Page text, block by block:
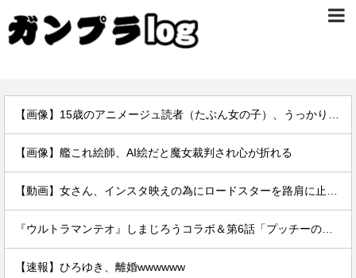
【画像】艦これ絵師、AI絵だと魔女裁判され心が折れる
【速報】ひろゆき、離婚wwwwww